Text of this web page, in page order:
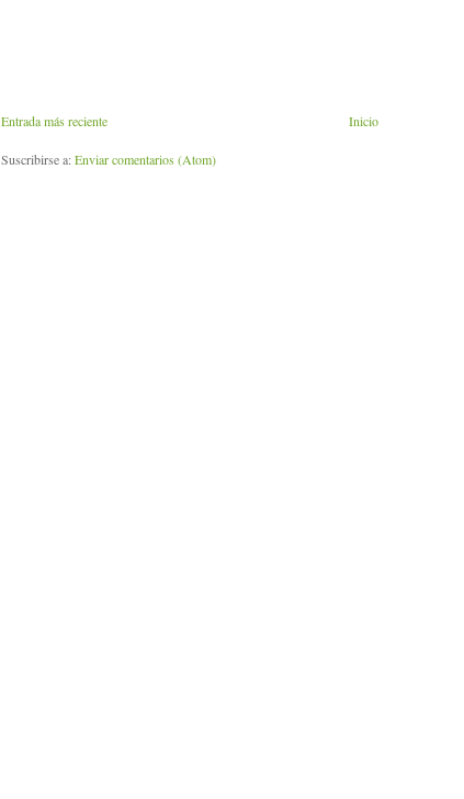
Entrada más reciente Inicio
Suscribirse a:Enviar comentarios (Atom)